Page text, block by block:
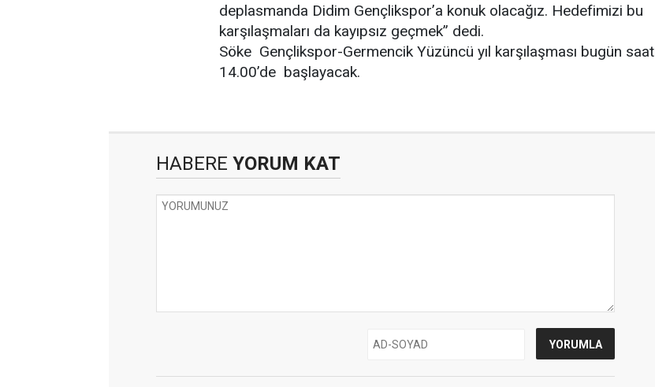
deplasmanda Didim Gençlikspor’a konuk olacağız. Hedefimizi bu
karşılaşmaları da kayıpsız geçmek” dedi.
Söke Gençlikspor-Germencik Yüzüncü yıl karşılaşması bugün saat
14.00’de başlayacak.
HABERE YORUM KAT